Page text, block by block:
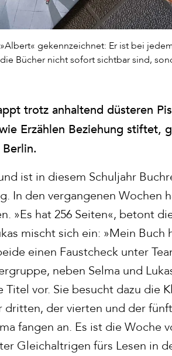
gekennzeichnet: Er ist bei
Bücher nicht sofort sichtbar sind,
trotz anhaltend düsteren
Erzählen Beziehung stiftet,
ist in diesem Schuljahr
In den vergangenen Wochen
»Es hat 256 Seiten«, betont
mischt sich ein: »Mein Buch
einen Faustcheck unter
neben Selma und
vor. Sie besucht dazu die
dritten, der vierten und der
fangen an. Es ist die Woche
Gleichaltrigen fürs Lesen in